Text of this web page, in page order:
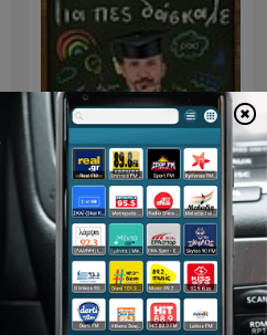
Για πες, δάσκαλε